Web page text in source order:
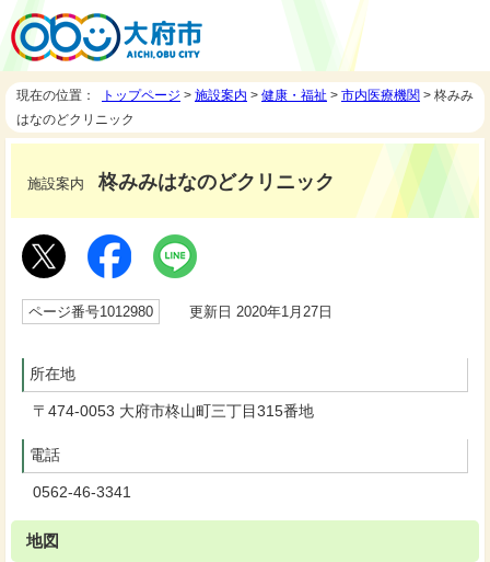
現在の位置： トップページ > 施設案内 > 健康・福祉 > 市内医療機関 > 柊みみ
はなのどクリニック
施設案内 柊みみはなのどクリニック
ページ番号1012980 更新日 2020年1月27日
所在地
〒474-0053 大府市柊山町三丁目315番地
電話
0562-46-3341
地図